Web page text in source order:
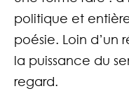
politique et
poésie. Loin d’un
la puissance du
regard.